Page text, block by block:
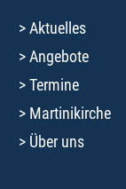
Aktuelles
Angebote
Termine
Martinikirche
Über uns